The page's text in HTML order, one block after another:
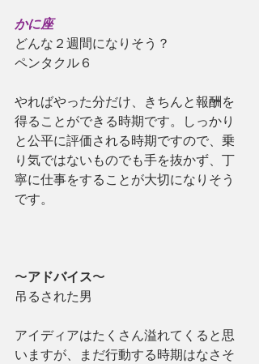
かに座
どんな２週間になりそう？
ペンタクル６
やればやった分だけ、きちんと報酬を
得ることができる時期です。しっかり
と公平に評価される時期ですので、乗
り気ではないものでも手を抜かず、丁
寧に仕事をすることが大切になりそう
です。
〜アドバイス〜
吊るされた男
アイディアはたくさん溢れてくると思
いますが、まだ行動する時期はなさそ